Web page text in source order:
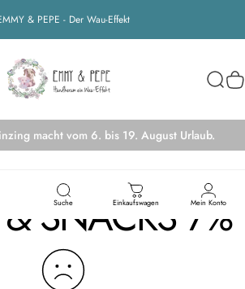
& PEPE - Der Wau-Effekt
EMMY&PEPE Suche
Suche Einkaufswagen Mein Konto
macht vom 6. bis 19. August Urlaub.
& SNACKS 7%